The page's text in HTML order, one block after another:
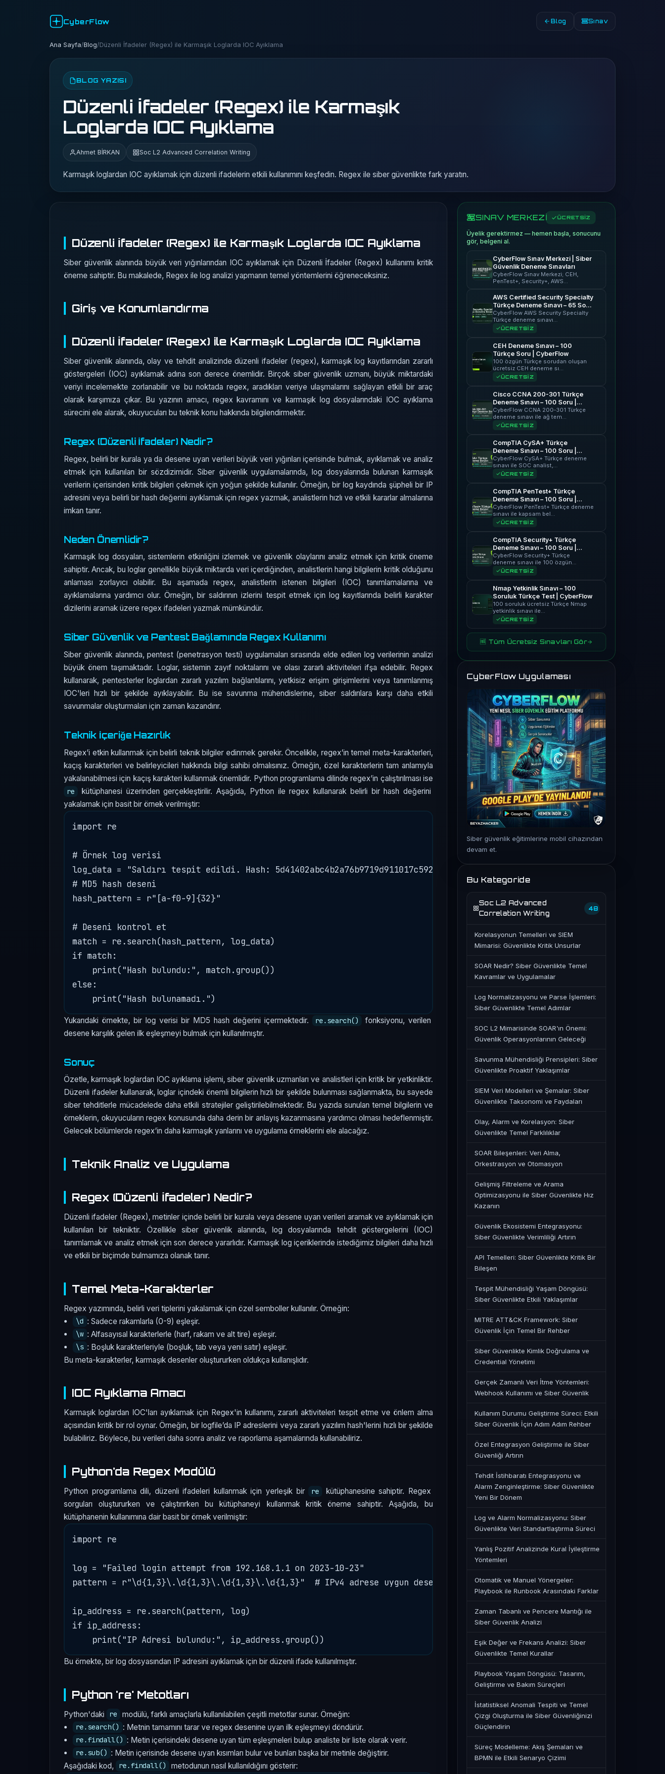
CyberFlow Blog Sınav
Ana Sayfa/Blog/Düzenli İfadeler (Regex) ile Karmaşık Loglarda IOC Ayıklama
BLOG YAZISI
Düzenli İfadeler (Regex) ile Karmaşık
Loglarda IOC Ayıklama
Ahmet BİRKAN Soc L2 Advanced Correlation Writing
Karmaşık loglardan IOC ayıklamak için düzenli ifadelerin etkili kullanımını keşfedin. Regex ile siber güvenlikte fark yaratın.
Düzenli İfadeler (Regex) ile Karmaşık Loglarda IOC Ayıklama
Siber güvenlik alanında büyük veri yığınlarından IOC ayıklamak için Düzenli İfadeler (Regex) kullanımı kritik
öneme sahiptir. Bu makalede, Regex ile log analizi yapmanın temel yöntemlerini öğreneceksiniz.
Giriş ve Konumlandırma
Düzenli İfadeler (Regex) ile Karmaşık Loglarda IOC Ayıklama
Siber güvenlik alanında, olay ve tehdit analizinde düzenli ifadeler (regex), karmaşık log kayıtlarından zararlı
göstergeleri (IOC) ayıklamak adına son derece önemlidir. Birçok siber güvenlik uzmanı, büyük miktardaki
veriyi incelemekte zorlanabilir ve bu noktada regex, aradıkları veriye ulaşmalarını sağlayan etkili bir araç
olarak karşımıza çıkar. Bu yazının amacı, regex kavramını ve karmaşık log dosyalarındaki IOC ayıklama
sürecini ele alarak, okuyucuları bu teknik konu hakkında bilgilendirmektir.
Regex (Düzenli İfadeler) Nedir?
Regex, belirli bir kurala ya da desene uyan verileri büyük veri yığınları içerisinde bulmak, ayıklamak ve analiz
etmek için kullanılan bir sözdizimidir. Siber güvenlik uygulamalarında, log dosyalarında bulunan karmaşık
verilerin içerisinden kritik bilgileri çekmek için yoğun şekilde kullanılır. Örneğin, bir log kaydında şüpheli bir IP
adresini veya belirli bir hash değerini ayıklamak için regex yazmak, analistlerin hızlı ve etkili kararlar almalarına
imkan tanır.
Neden Önemlidir?
Karmaşık log dosyaları, sistemlerin etkinliğini izlemek ve güvenlik olaylarını analiz etmek için kritik öneme
sahiptir. Ancak, bu loglar genellikle büyük miktarda veri içerdiğinden, analistlerin hangi bilgilerin kritik olduğunu
anlaması zorlayıcı olabilir. Bu aşamada regex, analistlerin istenen bilgileri (IOC) tanımlamalarına ve
ayıklamalarına yardımcı olur. Örneğin, bir saldırının izlerini tespit etmek için log kayıtlarında belirli karakter
dizilerini aramak üzere regex ifadeleri yazmak mümkündür.
Siber Güvenlik ve Pentest Bağlamında Regex Kullanımı
Siber güvenlik alanında, pentest (penetrasyon testi) uygulamaları sırasında elde edilen log verilerinin analizi
büyük önem taşımaktadır. Loglar, sistemin zayıf noktalarını ve olası zararlı aktiviteleri ifşa edebilir. Regex
kullanarak, pentesterler loglardan zararlı yazılım bağlantılarını, yetkisiz erişim girişimlerini veya tanımlanmış
IOC'leri hızlı bir şekilde ayıklayabilir. Bu ise savunma mühendislerine, siber saldırılara karşı daha etkili
savunmalar oluşturmaları için zaman kazandırır.
Teknik İçeriğe Hazırlık
Regex’i etkin kullanmak için belirli teknik bilgiler edinmek gerekir. Öncelikle, regex’in temel meta-karakterleri,
kaçış karakterleri ve belirleyicileri hakkında bilgi sahibi olmalısınız. Örneğin, özel karakterlerin tam anlamıyla
yakalanabilmesi için kaçış karakteri kullanmak önemlidir. Python programlama dilinde regex’in çalıştırılması ise
re
kütüphanesi üzerinden gerçekleştirilir. Aşağıda, Python ile regex kullanarak belirli bir hash değerini
yakalamak için basit bir örnek verilmiştir:
import re
# Örnek log verisi
log_data = "Saldırı tespit edildi. Hash: 5d41402abc4b2a76b9719d911017c592"
# MD5 hash deseni
hash_pattern = r"[a-f0-9]{32}"
# Deseni kontrol et
match = re.search(hash_pattern, log_data)
if match:
    print("Hash bulundu:", match.group())
else:
Yukarıdaki örnekte, bir log verisi bir MD5 hash değerini içermektedir. re.search()
fonksiyonu, verilen
desene karşılık gelen ilk eşleşmeyi bulmak için kullanılmıştır.
Sonuç
Özetle, karmaşık loglardan IOC ayıklama işlemi, siber güvenlik uzmanları ve analistleri için kritik bir yetkinliktir.
Düzenli ifadeler kullanarak, loglar içindeki önemli bilgilerin hızlı bir şekilde bulunması sağlanmakta, bu sayede
siber tehditlerle mücadelede daha etkili stratejiler geliştirilebilmektedir. Bu yazıda sunulan temel bilgilerin ve
örneklerin, okuyucuların regex konusunda daha derin bir anlayış kazanmasına yardımcı olması hedeflenmiştir.
Gelecek bölümlerde regex’in daha karmaşık yanlarını ve uygulama örneklerini ele alacağız.
Teknik Analiz ve Uygulama
Regex (Düzenli İfadeler) Nedir?
Düzenli ifadeler (Regex), metinler içinde belirli bir kurala veya desene uyan verileri aramak ve ayıklamak için
kullanılan bir tekniktir. Özellikle siber güvenlik alanında, log dosyalarında tehdit göstergelerini (IOC)
tanımlamak ve analiz etmek için son derece yararlıdır. Karmaşık log içeriklerinde istediğimiz bilgileri daha hızlı
ve etkili bir biçimde bulmamıza olanak tanır.
Temel Meta-Karakterler
Regex yazımında, belirli veri tiplerini yakalamak için özel semboller kullanılır. Örneğin:
\d : Sadece rakamlarla (0-9) eşleşir.
\w : Alfasayısal karakterlerle (harf, rakam ve alt tire) eşleşir.
\s : Boşluk karakterleriyle (boşluk, tab veya yeni satır) eşleşir.
Bu meta-karakterler, karmaşık desenler oluştururken oldukça kullanışlıdır.
IOC Ayıklama Amacı
Karmaşık loglardan IOC'ları ayıklamak için Regex'in kullanımı, zararlı aktiviteleri tespit etme ve önlem alma
açısından kritik bir rol oynar. Örneğin, bir logfile’da IP adreslerini veya zararlı yazılım hash'lerini hızlı bir şekilde
bulabiliriz. Böylece, bu verileri daha sonra analiz ve raporlama aşamalarında kullanabiliriz.
Python'da Regex Modülü
Python programlama dili, düzenli ifadeleri kullanmak için yerleşik bir re
kütüphanesine sahiptir. Regex
sorguları oluştururken ve çalıştırırken bu kütüphaneyi kullanmak kritik öneme sahiptir. Aşağıda, bu
kütüphanenin kullanımına dair basit bir örnek verilmiştir:
import re
log = "Failed login attempt from 192.168.1.1 on 2023-10-23"
pattern = r"\d{1,3}\.\d{1,3}\.\d{1,3}\.\d{1,3}"  # IPv4 adrese uygun desen
ip_address = re.search(pattern, log)
if ip_address:
Bu örnekte, bir log dosyasından IP adresini ayıklamak için bir düzenli ifade kullanılmıştır.
Python 're' Metotları
Python'daki re modülü, farklı amaçlarla kullanılabilen çeşitli metotlar sunar. Örneğin:
re.search() : Metnin tamamını tarar ve regex desenine uyan ilk eşleşmeyi döndürür.
re.findall() : Metin içerisindeki desene uyan tüm eşleşmeleri bulup analiste bir liste olarak verir.
re.sub() : Metin içerisinde desene uyan kısımları bulur ve bunları başka bir metinle değiştirir.
Aşağıdaki kod,
re.findall() metodunun nasıl kullanıldığını gösterir:
SINAV MERKEZİ ÜCRETSİZ
Üyelik gerektirmez — hemen başla, sonucunu
gör, belgeni al.
CyberFlow Sınav Merkezi | Siber
Güvenlik Deneme Sınavları
CyberFlow Sınav Merkezi; CEH,
PenTest+, Security+, AWS…
AWS Certified Security Specialty
Türkçe Deneme Sınavı – 65 Soru
| CyberFlow
CyberFlow AWS Security Specialty
Türkçe deneme sınavı…
ÜCRETSİZ
CEH Deneme Sınavı – 100
Türkçe Soru | CyberFlow
100 özgün Türkçe sorudan oluşan
ücretsiz CEH deneme sı…
ÜCRETSİZ
Cisco CCNA 200-301 Türkçe
Deneme Sınavı – 100 Soru |
CyberFlow
CyberFlow CCNA 200-301 Türkçe
deneme sınavı ile ağ tem…
ÜCRETSİZ
CompTIA CySA+ Türkçe
Deneme Sınavı – 100 Soru |
CyberFlow
CyberFlow CySA+ Türkçe deneme
sınavı ile SOC analist,…
ÜCRETSİZ
CompTIA PenTest+ Türkçe
Deneme Sınavı – 100 Soru |
CyberFlow
CyberFlow PenTest+ Türkçe deneme
sınavı ile kapsam bel…
ÜCRETSİZ
CompTIA Security+ Türkçe
Deneme Sınavı – 100 Soru |
CyberFlow
CyberFlow Security+ Türkçe
deneme sınavı ile 100 özgün…
ÜCRETSİZ
Nmap Yetkinlik Sınavı – 100
Soruluk Türkçe Test | CyberFlow
100 soruluk ücretsiz Türkçe Nmap
yetkinlik sınavı ile…
ÜCRETSİZ
🆓 Tüm Ücretsiz Sınavları Gör
CyberFlow Uygulaması
Siber güvenlik eğitimlerine mobil cihazından
devam et.
Bu Kategoride
Soc L2 Advanced
Correlation Writing
48
Korelasyonun Temelleri ve SIEM
Mimarisi: Güvenlikte Kritik Unsurlar
SOAR Nedir? Siber Güvenlikte Temel
Kavramlar ve Uygulamalar
Log Normalizasyonu ve Parse İşlemleri:
Siber Güvenlikte Temel Adımlar
SOC L2 Mimarisinde SOAR'ın Önemi:
Güvenlik Operasyonlarının Geleceği
Savunma Mühendisliği Prensipleri: Siber
Güvenlikte Proaktif Yaklaşımlar
SIEM Veri Modelleri ve Şemalar: Siber
Güvenlikte Taksonomi ve Faydaları
Olay, Alarm ve Korelasyon: Siber
Güvenlikte Temel Farklılıklar
SOAR Bileşenleri: Veri Alma,
Orkestrasyon ve Otomasyon
Gelişmiş Filtreleme ve Arama
Optimizasyonu ile Siber Güvenlikte Hız
Kazanın
Güvenlik Ekosistemi Entegrasyonu:
Siber Güvenlikte Verimliliği Artırın
API Temelleri: Siber Güvenlikte Kritik Bir
Bileşen
Tespit Mühendisliği Yaşam Döngüsü:
Siber Güvenlikte Etkili Yaklaşımlar
MITRE ATT&CK Framework: Siber
Güvenlik İçin Temel Bir Rehber
Siber Güvenlikte Kimlik Doğrulama ve
Credential Yönetimi
Gerçek Zamanlı Veri İtme Yöntemleri:
Webhook Kullanımı ve Siber Güvenlik
Kullanım Durumu Geliştirme Süreci: Etkili
Siber Güvenlik İçin Adım Adım Rehber
Özel Entegrasyon Geliştirme ile Siber
Güvenliği Artırın
Tehdit İstihbaratı Entegrasyonu ve
Alarm Zenginleştirme: Siber Güvenlikte
Yeni Bir Dönem
Log ve Alarm Normalizasyonu: Siber
Güvenlikte Veri Standartlaştırma Süreci
Yanlış Pozitif Analizinde Kural İyileştirme
Yöntemleri
Otomatik ve Manuel Yönergeler:
Playbook ile Runbook Arasındaki Farklar
Zaman Tabanlı ve Pencere Mantığı ile
Siber Güvenlik Analizi
Eşik Değer ve Frekans Analizi: Siber
Güvenlikte Temel Kurallar
Playbook Yaşam Döngüsü: Tasarım,
Geliştirme ve Bakım Süreçleri
İstatistiksel Anomali Tespiti ve Temel
Çizgi Oluşturma ile Siber Güvenliğinizi
Güçlendirin
Süreç Modelleme: Akış Şemaları ve
BPMN ile Etkili Senaryo Çizimi